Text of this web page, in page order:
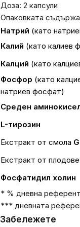
Доза: 2 капсули
Опаковката
Натрий (като
Калий (като калиев
Калций (като
Фосфор (като
натриев фосфат)
Среден
L-тирозин
Екстракт от смола
Екстракт от плодове
Фосфатидил холин
* % дневна
*** дневната
Забележете